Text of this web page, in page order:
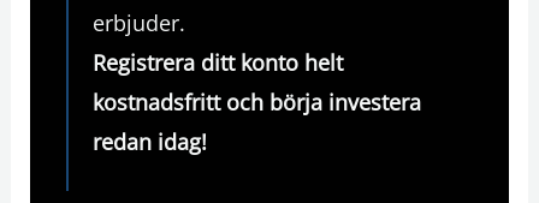
erbjuder.
Registrera ditt konto helt
kostnadsfritt och börja investera
redan idag!